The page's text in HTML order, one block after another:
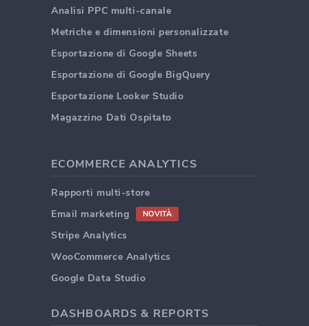
Analisi PPC multi-canale
Metriche e dimensioni personalizzate
Esportazione di Google Sheets
Esportazione di Google BigQuery
Esportazione Looker Studio
Magazzino Dati Ospitato
ECOMMERCE ANALYTICS
Rapporti multi-store
Email marketing
NOVITÀ
Stripe Analytics
WooCommerce Analytics
Google Data Studio
DASHBOARDS & REPORTS